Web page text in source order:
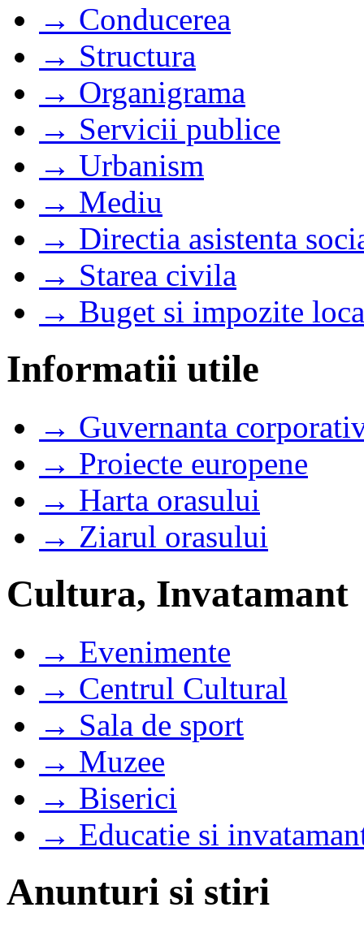
→ Conducerea
→ Structura
→ Organigrama
→ Servicii publice
→ Urbanism
→ Mediu
→ Directia asistenta
→ Starea civila
→ Buget si impozite
Informatii utile
→ Guvernanta
→ Proiecte europene
→ Harta orasului
→ Ziarul orasului
Cultura, Invatamant
→ Evenimente
→ Centrul Cultural
→ Sala de sport
→ Muzee
→ Biserici
→ Educatie si
Anunturi si stiri